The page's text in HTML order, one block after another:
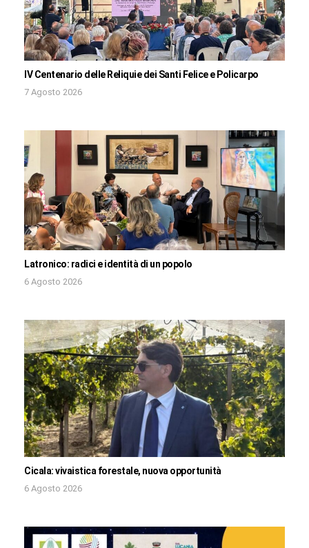
IV Centenario delle Reliquie dei Santi Felice e Policarpo
7 Agosto 2026
Latronico: radici e identità di un popolo
6 Agosto 2026
Cicala: vivaistica forestale, nuova opportunità
6 Agosto 2026